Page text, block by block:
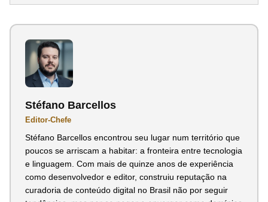
Stéfano Barcellos
Editor-Chefe
Stéfano Barcellos encontrou seu lugar num território que
poucos se arriscam a habitar: a fronteira entre tecnologia
e linguagem. Com mais de quinze anos de experiência
como desenvolvedor e editor, construiu reputação na
curadoria de conteúdo digital no Brasil não por seguir